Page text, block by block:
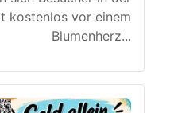
kostenlos vor einem
Blumenherz...